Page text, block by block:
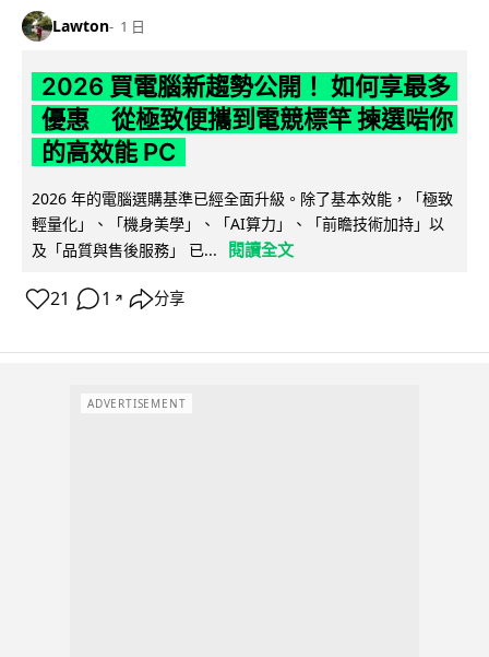
Lawton 1 日
2026 買電腦新趨勢公開！ 如何享最多
優惠 從極致便攜到電競標竿 揀選啱你
的高效能 PC
2026 年的電腦選購基準已經全面升級。除了基本效能，「極致
輕量化」、「機身美學」、「AI算力」、「前瞻技術加持」以
及「品質與售後服務」 已...
閱讀全文
21 1 ↗ 分享
ADVERTISEMENT